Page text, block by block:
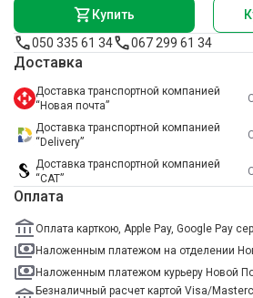
Купить
050 335 61 34
067 299 61 34
Доставка
Доставка транспортной компанией
“Новая почта”
Доставка транспортной компанией
“Delivery”
Доставка транспортной компанией
“САТ”
Оплата
Оплата карткою, Apple Pay, Google Pay
Наложенным платежом на отделении
Наложенным платежом курьеру Новой
Безналичный расчет картой Visa/